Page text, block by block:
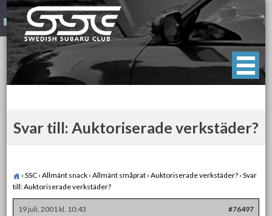
Skip
to
content
Swedish Subaru Club
För oss som älskar Subaru!
Svar till: Auktoriserade verkstäder?
› SSC › Allmänt snack › Allmänt småprat › Auktoriserade verkstäder? › Svar
till: Auktoriserade verkstäder?
19 juli, 2001 kl. 10:43
#76497